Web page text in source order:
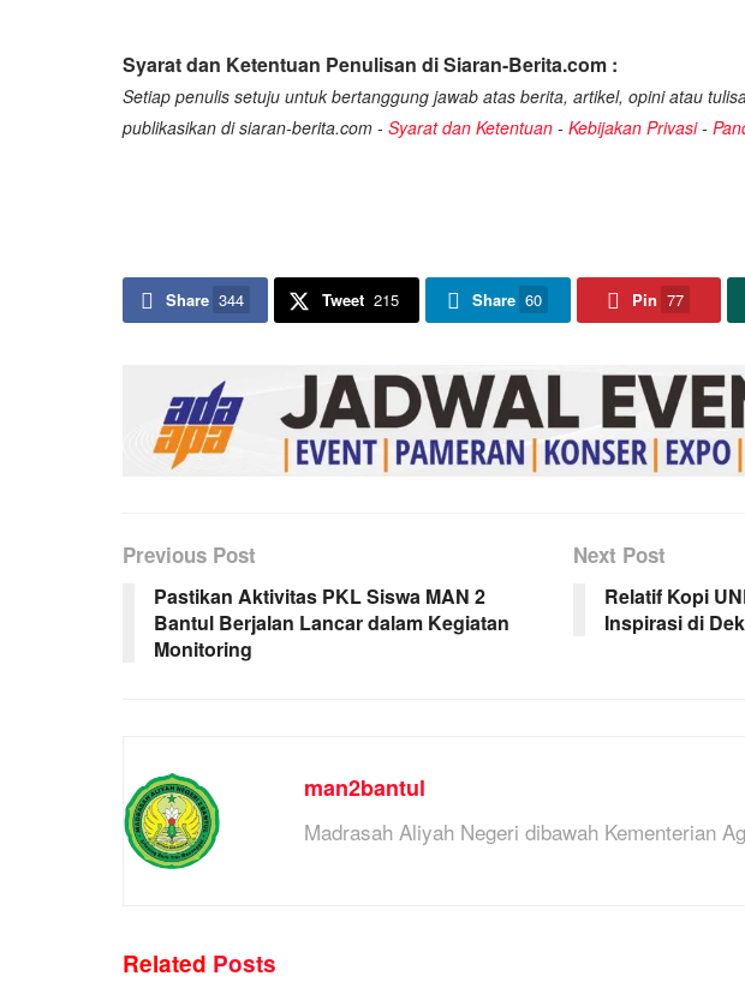
Syarat dan Ketentuan Penulisan di Siaran-Berita.com :
Setiap penulis setuju untuk bertanggung jawab atas berita, artikel, opini atau
publikasikan di siaran-berita.com - Syarat dan Ketentuan - Kebijakan Privasi-
Share 344 Tweet 215 Share 60 Pin 77
Previous Post
Pastikan Aktivitas PKL Siswa MAN 2
Bantul Berjalan Lancar dalam Kegiatan
Monitoring
Next Post
Relatif Kopi
Inspirasi di
man2bantul
Madrasah Aliyah Negeri dibawah Kementerian
Related Posts